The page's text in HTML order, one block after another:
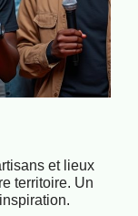
et lieux
territoire. Un